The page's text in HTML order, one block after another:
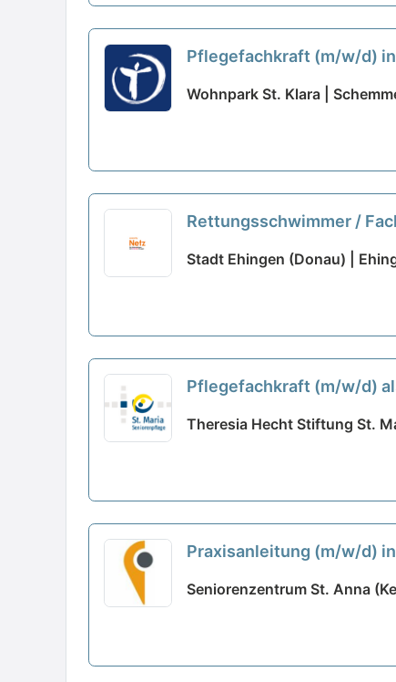
Pflegefachkraft (m/w/d)
Wohnpark St. Klara |
Rettungsschwimmer /
Stadt Ehingen (Donau) |
Pflegefachkraft (m/w/d)
Theresia Hecht Stiftung St.
Praxisanleitung (m/w/d)
Seniorenzentrum St. Anna